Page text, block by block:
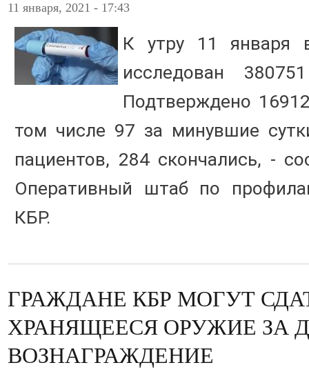
11 января, 2021 - 17:43
К утру 11 января
исследован
Подтверждено
том числе 97 за минувшие
пациентов, 284 скончались, -
Оперативный штаб по
КБР.
ГРАЖДАНЕ КБР МОГУТ
ХРАНЯЩЕЕСЯ ОРУЖИЕ ЗА
ВОЗНАГРАЖДЕНИЕ